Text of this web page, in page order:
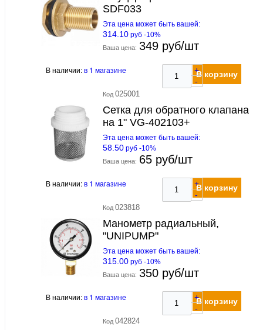
SDF033
Эта цена может быть вашей:
314.10 руб -10%
Ваша цена: 349 руб/шт
В наличии:в 1 магазине
+
-
В корзину
Код 025001
Сетка для обратного клапана
на 1" VG-402103+
Эта цена может быть вашей:
58.50 руб -10%
Ваша цена: 65 руб/шт
В наличии:в 1 магазине
+
-
В корзину
Код 023818
Манометр радиальный,
"UNIPUMP"
Эта цена может быть вашей:
315.00 руб -10%
Ваша цена: 350 руб/шт
В наличии:в 1 магазине
+
-
В корзину
Код 042824